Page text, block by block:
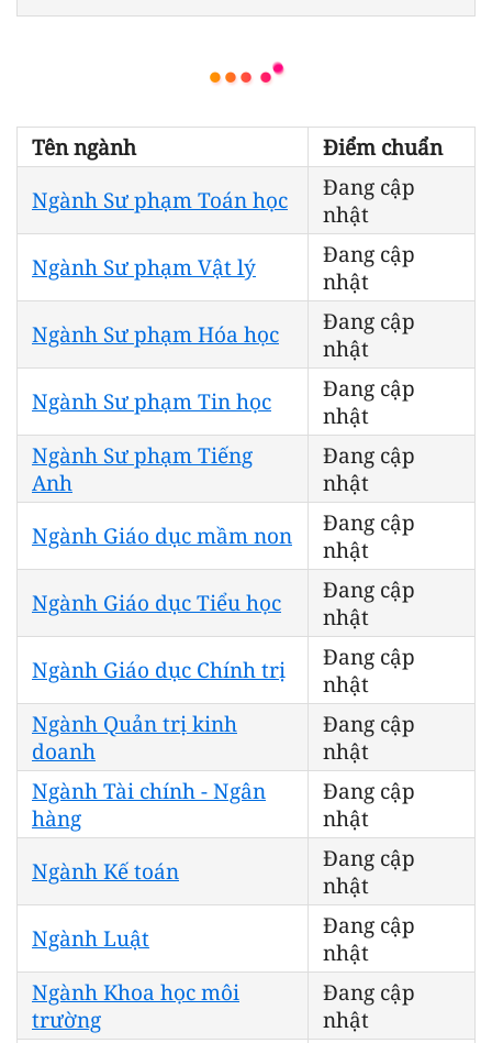
Tên ngành
Điểm chuẩn
Ngành Sư phạm Toán học
Đang cập
nhật
Ngành Sư phạm Vật lý
Đang cập
nhật
Ngành Sư phạm Hóa học
Đang cập
nhật
Ngành Sư phạm Tin học
Đang cập
nhật
Ngành Sư phạm Tiếng
Anh
Đang cập
nhật
Ngành Giáo dục mầm non
Đang cập
nhật
Ngành Giáo dục Tiểu học
Đang cập
nhật
Ngành Giáo dục Chính trị
Đang cập
nhật
Ngành Quản trị kinh
doanh
Đang cập
nhật
Ngành Tài chính - Ngân
hàng
Đang cập
nhật
Ngành Kế toán
Đang cập
nhật
Ngành Luật
Đang cập
nhật
Ngành Khoa học môi
trường
Đang cập
nhật